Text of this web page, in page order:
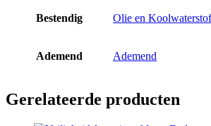
Bestendig Olie en
Ademend Ademend
Gerelateerde producten